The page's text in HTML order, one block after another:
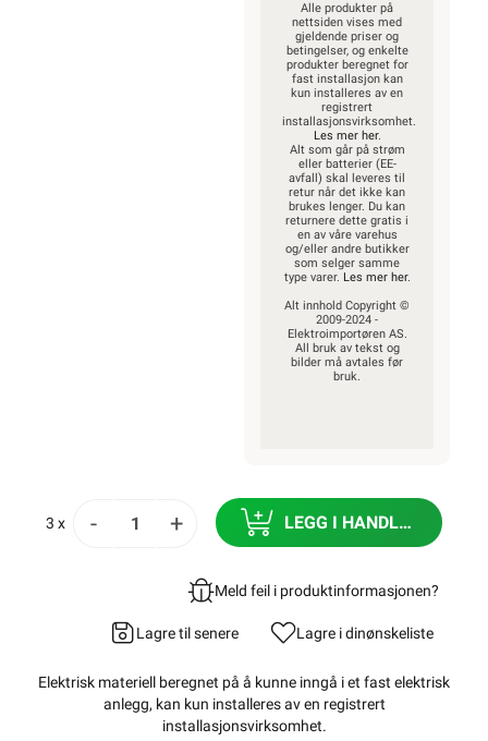
Alle produkter på
nettsiden vises med
gjeldende priser og
betingelser, og enkelte
produkter beregnet for
fast installasjon kan
kun installeres av en
registrert
installasjonsvirksomhet.
Les mer her.
Alt som går på strøm
eller batterier (EE-
avfall) skal leveres til
retur når det ikke kan
brukes lenger. Du kan
returnere dette gratis i
en av våre varehus
og/eller andre butikker
som selger samme
type varer. Les mer her.
Alt innhold Copyright ©
2009-2024 -
Elektroimportøren AS.
All bruk av tekst og
bilder må avtales før
bruk.
3 x - + LEGG I HANDLEKURV
Meld feil i produktinformasjonen?
Lagre til senere Lagre i dinønskeliste
Elektrisk materiell beregnet på å kunne inngå i et fast elektrisk
anlegg, kan kun installeres av en registrert
installasjonsvirksomhet.